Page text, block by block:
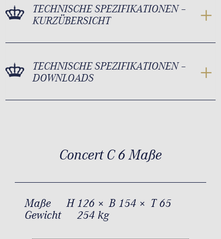
TECHNISCHE SPEZIFIKATIONEN –
KURZÜBERSICHT
TECHNISCHE SPEZIFIKATIONEN –
DOWNLOADS
Concert C 6 Maße
Maße
H 126 × B 154 × T 65
Gewicht
254 kg